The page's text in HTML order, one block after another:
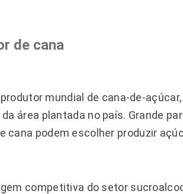
de cana
mundial de cana-de-
da área plantada no país. Grande
cana podem escolher produzir
competitiva do setor